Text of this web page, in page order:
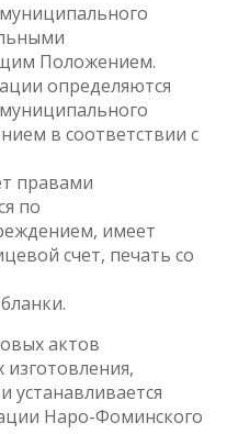
Положением.
определяются
в соответствии с
правами
по
имеет
счет, печать со
актов
устанавливается
Наро-Фоминского